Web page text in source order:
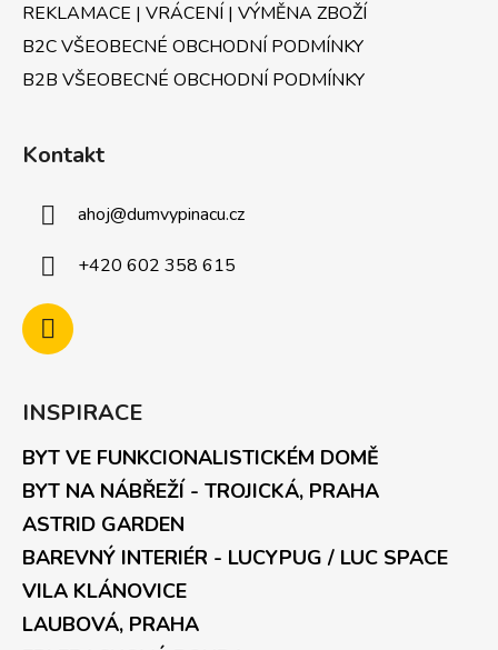
REKLAMACE | VRÁCENÍ | VÝMĚNA ZBOŽÍ
B2C VŠEOBECNÉ OBCHODNÍ PODMÍNKY
B2B VŠEOBECNÉ OBCHODNÍ PODMÍNKY
Kontakt
ahoj@dumvypinacu.cz
+420 602 358 615
INSPIRACE
BYT VE FUNKCIONALISTICKÉM DOMĚ
BYT NA NÁBŘEŽÍ - TROJICKÁ, PRAHA
ASTRID GARDEN
BAREVNÝ INTERIÉR - LUCYPUG / LUC SPACE
VILA KLÁNOVICE
LAUBOVÁ, PRAHA